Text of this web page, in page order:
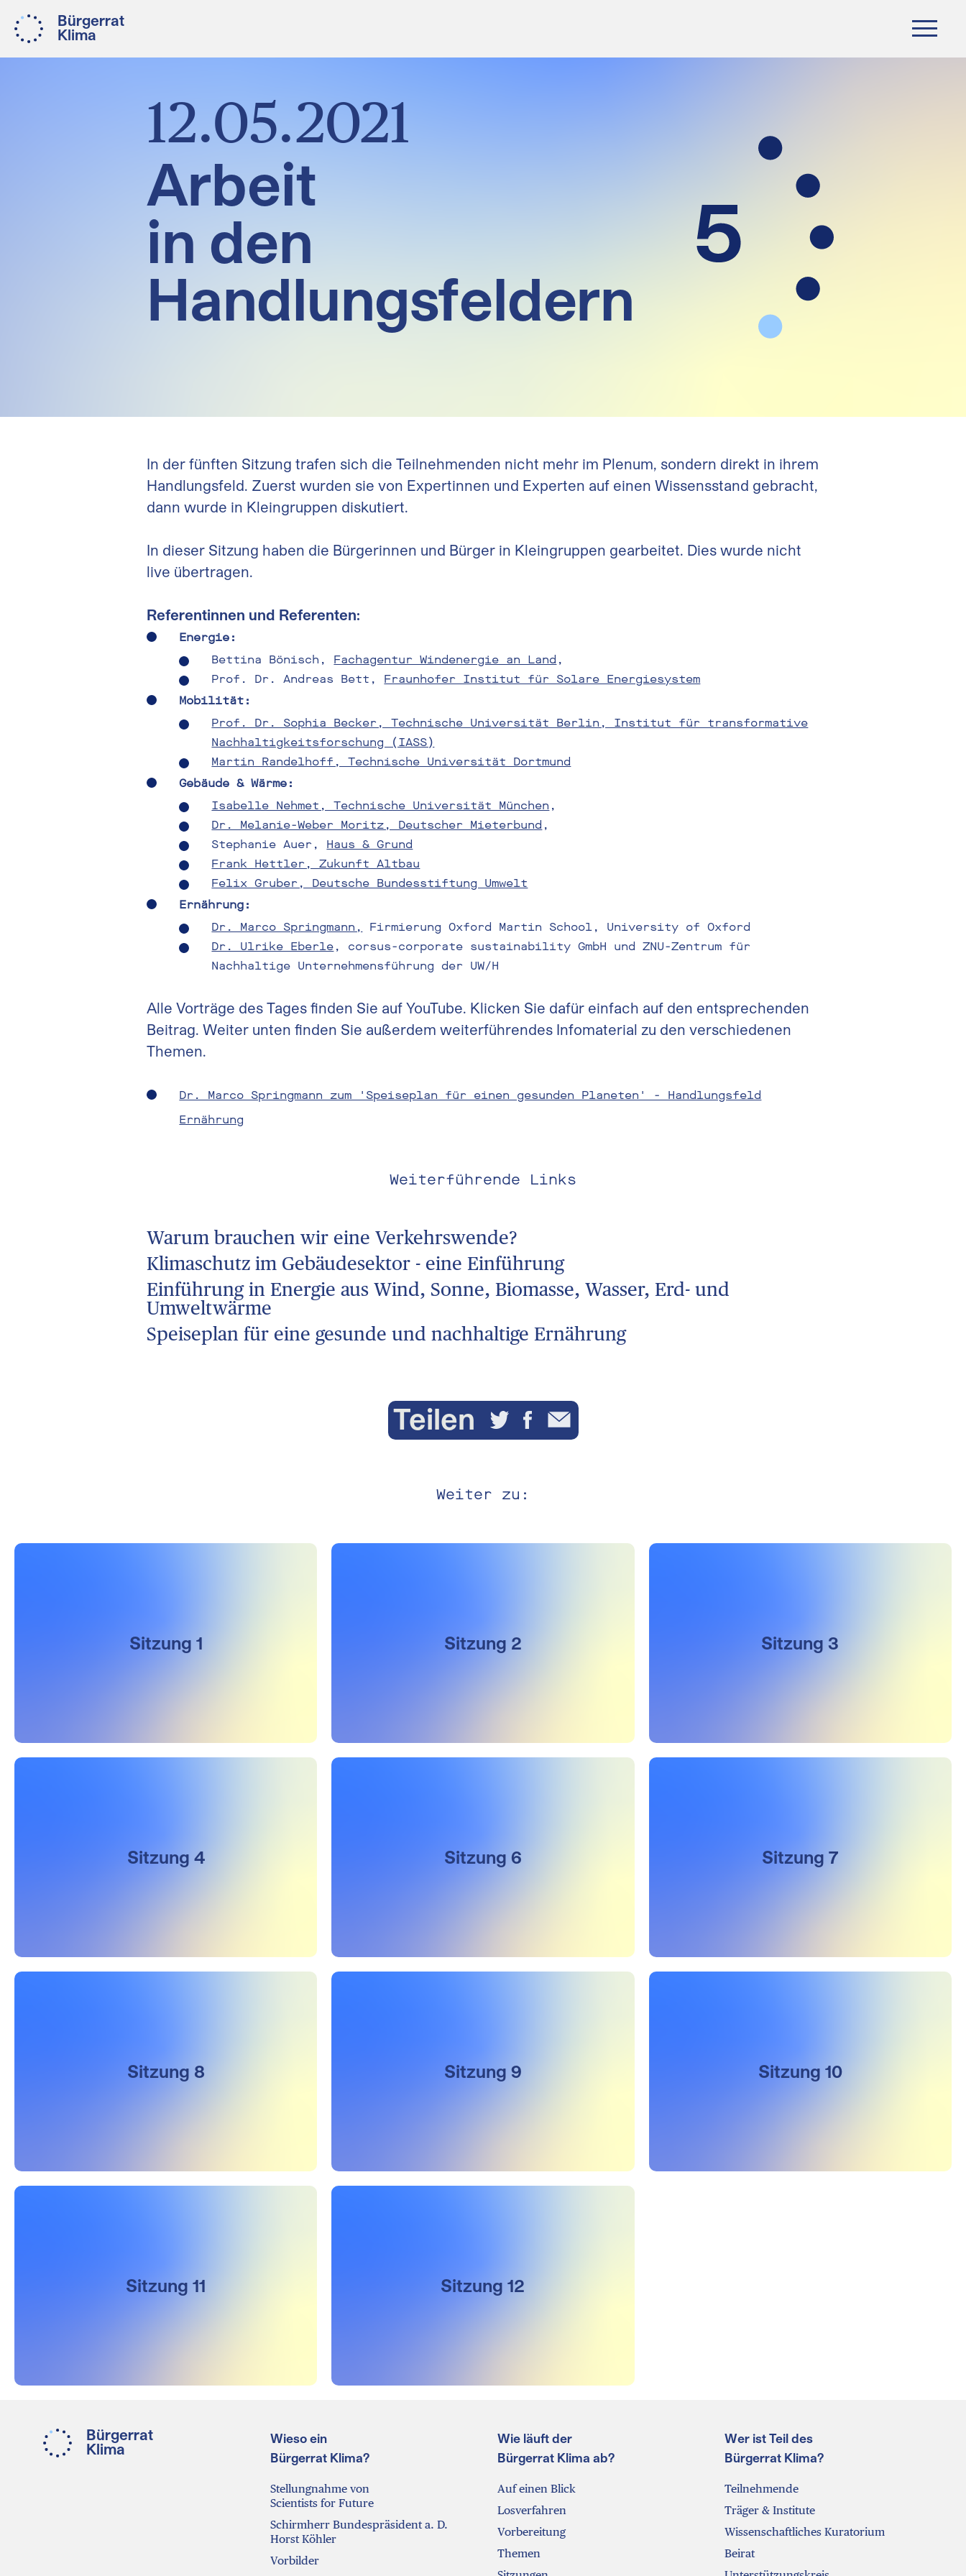
12.05.2021
Arbeit
in den
Handlungsfeldern
In der fünften Sitzung trafen sich die Teilnehmenden nicht mehr im Plenum, sondern direkt in ihrem
Handlungsfeld. Zuerst wurden sie von Expertinnen und Experten auf einen Wissensstand gebracht,
dann wurde in Kleingruppen diskutiert.
In dieser Sitzung haben die Bürgerinnen und Bürger in Kleingruppen gearbeitet. Dies wurde nicht
live übertragen.
Referentinnen und Referenten:
Energie:
Bettina Bönisch, Fachagentur Windenergie an Land ,
Prof. Dr. Andreas Bett, Fraunhofer Institut für Solare Energiesystem
Mobilität:
Prof. Dr. Sophia Becker, Technische Universität Berlin, Institut für transformative
Nachhaltigkeitsforschung (IASS)
Martin Randelhoff, Technische Universität Dortmund
Gebäude & Wärme:
Isabelle Nehmet, Technische Universität München ,
Dr. Melanie-Weber Moritz, Deutscher Mieterbund ,
Stephanie Auer, Haus & Grund
Frank Hettler, Zukunft Altbau
Felix Gruber, Deutsche Bundesstiftung Umwelt
Ernährung:
Dr. Marco Springmann,
Firmierung Oxford Martin School, University of Oxford
Dr. Ulrike Eberle, corsus-corporate sustainability GmbH und ZNU-Zentrum für
Nachhaltige Unternehmensführung der UW/H
Alle Vorträge des Tages finden Sie auf YouTube. Klicken Sie dafür einfach auf den entsprechenden
Beitrag. Weiter unten finden Sie außerdem weiterführendes Infomaterial zu den verschiedenen
Themen.
Dr. Marco Springmann zum 'Speiseplan für einen gesunden Planeten' - Handlungsfeld
Ernährung
Weiterführende Links
Warum brauchen wir eine Verkehrswende?
Klimaschutz im Gebäudesektor - eine Einführung
Einführung in Energie aus Wind, Sonne, Biomasse, Wasser, Erd- und
Umweltwärme
Speiseplan für eine gesunde und nachhaltige Ernährung
Teilen
Weiter zu:
Sitzung 1 Sitzung 2 Sitzung 3
Sitzung 4 Sitzung 6 Sitzung 7
Sitzung 8 Sitzung 9 Sitzung 10
Sitzung 11 Sitzung 12
Bürgerrat
Klima
Wieso ein
Bürgerrat Klima?
Stellungnahme von
Scientists for Future
Schirmherr Bundespräsident a. D.
Horst Köhler
Vorbilder
Wie läuft der
Bürgerrat Klima ab?
Auf einen Blick
Losverfahren
Vorbereitung
Themen
Wer ist Teil des
Bürgerrat Klima?
Teilnehmende
Träger & Institute
Wissenschaftliches Kuratorium
Beirat
Bürgerrat
Klima